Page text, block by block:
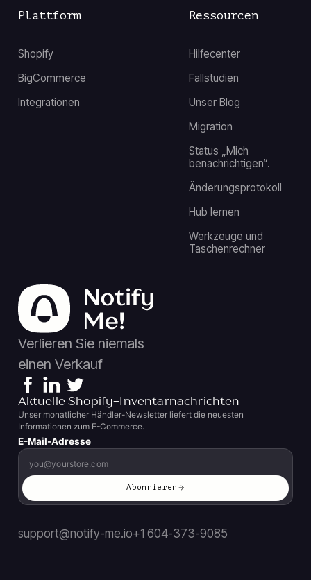
Ressourcen
Hilfecenter
Fallstudien
Unser Blog
Migration
Status „Mich
benachrichtigen“.
Änderungsprotokoll
Hub lernen
Werkzeuge und
Taschenrechner
Plattform
Shopify
BigCommerce
Integrationen
Verlieren Sie niemals
einen Verkauf
Aktuelle Shopify-Inventarnachrichten
Unser monatlicher Händler-Newsletter liefert die neuesten
Informationen zum E-Commerce.
E-Mail-Adresse
Abonnieren
support@notify-me.io+1 604-373-9085